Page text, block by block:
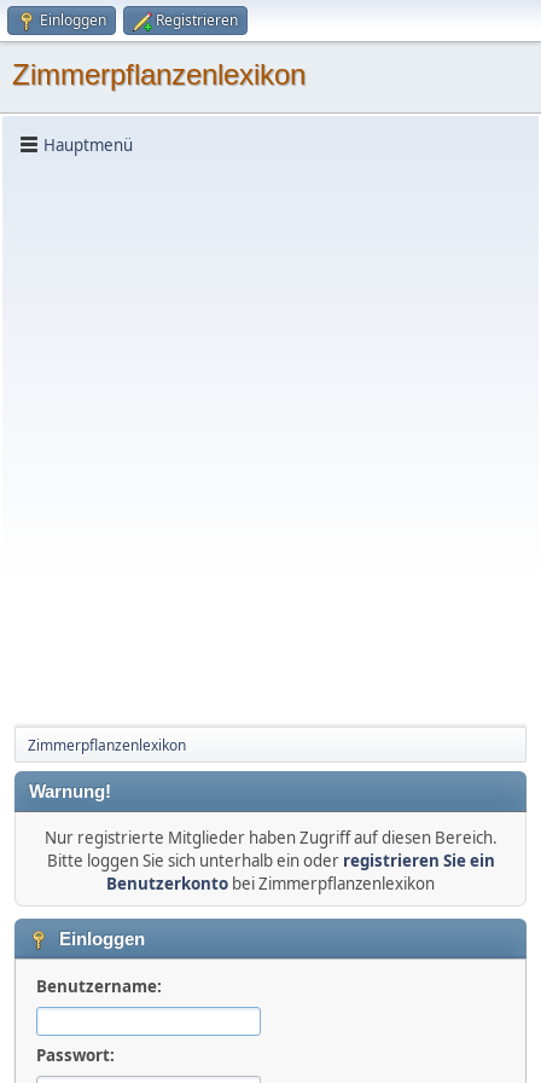
Einloggen Registrieren
Zimmerpflanzenlexikon
Hauptmenü
Zimmerpflanzenlexikon
Warnung!
Nur registrierte Mitglieder haben Zugriff auf diesen Bereich.
Bitte loggen Sie sich unterhalb ein oder registrieren Sie ein
Benutzerkonto bei Zimmerpflanzenlexikon
Einloggen
Benutzername:
Passwort: